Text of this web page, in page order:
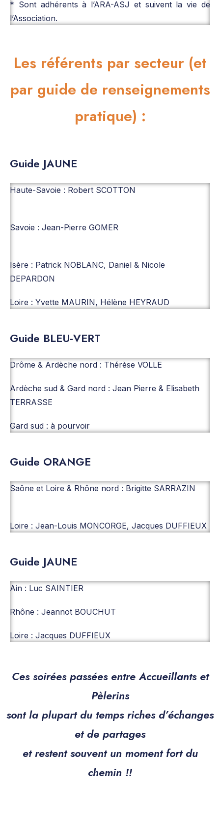
* Sont adhérents à l’ARA-ASJ et suivent la vie de
l’Association.
Les référents par secteur (et
par guide de renseignements
pratique) :
Guide JAUNE
Haute-Savoie : Robert SCOTTON
Savoie : Jean-Pierre GOMER
Isère : Patrick NOBLANC, Daniel & Nicole
DEPARDON
Loire : Yvette MAURIN, Hélène HEYRAUD
Guide BLEU-VERT
Drôme & Ardèche nord : Thérèse VOLLE
Ardèche sud & Gard nord : Jean Pierre & Elisabeth
TERRASSE
Gard sud : à pourvoir
Guide ORANGE
Saône et Loire & Rhône nord : Brigitte SARRAZIN
Loire : Jean-Louis MONCORGE, Jacques DUFFIEUX
Guide JAUNE
Ain : Luc SAINTIER
Rhône : Jeannot BOUCHUT
Loire : Jacques DUFFIEUX
Ces soirées passées entre Accueillants et
Pèlerins
sont la plupart du temps riches d’échanges
et de partages
et restent souvent un moment fort du
chemin !!